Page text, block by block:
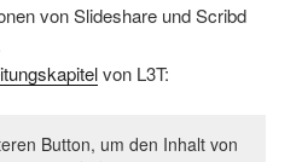
von Slideshare und Scribd
von L3T:
Button, um den Inhalt von